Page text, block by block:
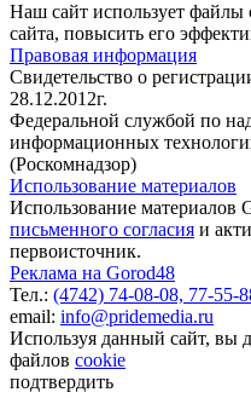
Наш сайт использует файлы
сайта, повысить его
Правовая информация
Свидетельство о
28.12.2012г.
Федеральной службой по
информационных
(Роскомнадзор)
Использование материалов
Использование материалов
письменного согласия и
первоисточник.
Реклама на Gorod48
Тел.: (4742) 74-08-08, 77-55-
email: info@pridemedia.ru
Используя данный сайт, вы
файлов cookie
подтвердить